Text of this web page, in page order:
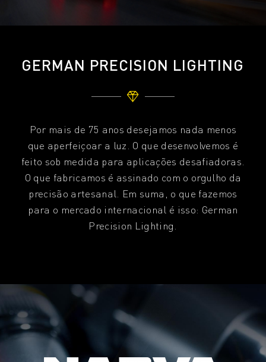
GERMAN PRECISION LIGHTING
Por mais de 75 anos desejamos nada menos
que aperfeiçoar a luz. O que desenvolvemos é
feito sob medida para aplicações desafiadoras.
O que fabricamos é assinado com o orgulho da
precisão artesanal. Em suma, o que fazemos
para o mercado internacional é isso: German
Precision Lighting.